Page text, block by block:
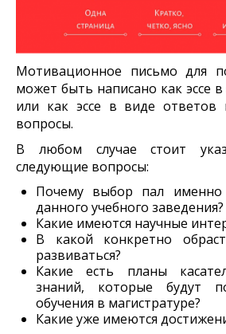
Мотивационное письмо для
может быть написано как эссе
или как эссе в виде ответов
вопросы.
В любом случае стоит
следующие вопросы:
Почему выбор пал именно
данного учебного заведения?
Какие имеются научные
В какой конкретно
развиваться?
Какие есть планы
знаний, которые будут
обучения в магистратуре?
Какие уже имеются